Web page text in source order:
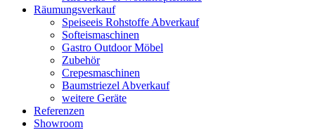
Räumungsverkauf
Speiseeis Rohstoffe Abverkauf
Softeismaschinen
Gastro Outdoor Möbel
Zubehör
Crepesmaschinen
Baumstriezel Abverkauf
weitere Geräte
Referenzen
Showroom